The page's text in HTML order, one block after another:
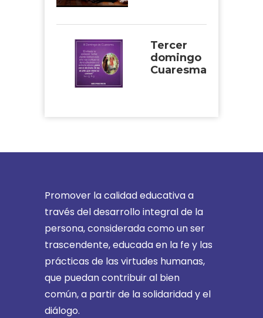
Tercer
domingo
Cuaresma
Promover la calidad educativa a
través del desarrollo integral de la
persona, considerada como un ser
trascendente, educada en la fe y las
prácticas de las virtudes humanas,
que puedan contribuir al bien
común, a partir de la solidaridad y el
diálogo.